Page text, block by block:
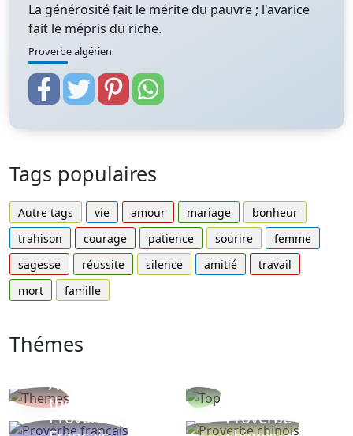
La générosité fait le mérite du pauvre ; l'avarice
fait le mépris du riche.
Proverbe algérien
Tags populaires
Autre tags vie amour mariage
bonheur
trahison
courage patience sourire
femme
sagesse
réussite silence amitié
travail
mort
famille
Thémes
Autres
thèmes
Proverbe
Proverbe